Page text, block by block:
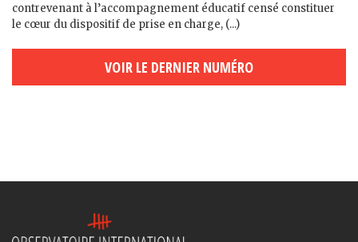
contrevenant à l’accompagnement éducatif censé constituer
le cœur du dispositif de prise en charge, (...)
VOIR LE DERNIER NUMÉRO